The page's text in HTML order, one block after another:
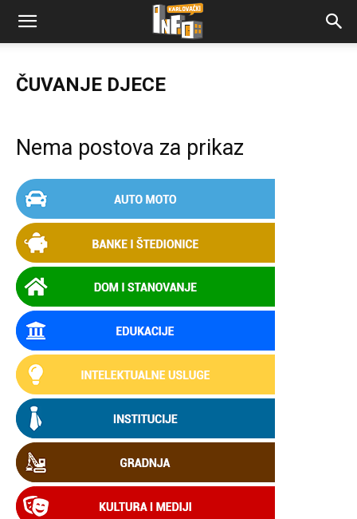
ČUVANJE DJECE
Nema postova za prikaz